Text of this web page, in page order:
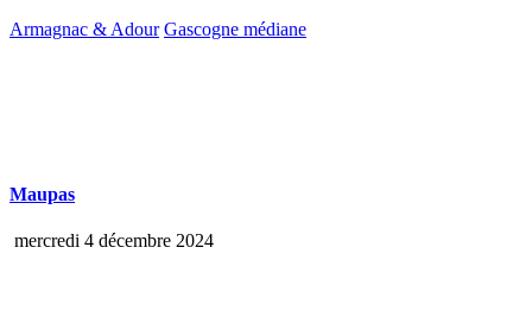
Armagnac & Adour Gascogne médiane
Maupas
mercredi 4 décembre 2024